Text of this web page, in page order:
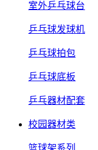
室外乒乓球台
乒乓球发球机
乒乓球拍包
乒乓球底板
乒乓器材配套
校园器材类
篮球架系列